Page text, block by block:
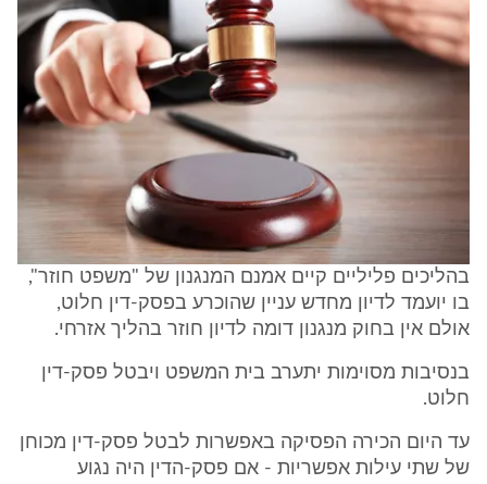
בהליכים פליליים קיים אמנם המנגנון של "משפט חוזר",
בו יועמד לדיון מחדש עניין שהוכרע בפסק-דין חלוט,
אולם אין בחוק מנגנון דומה לדיון חוזר בהליך אזרחי.
בנסיבות מסוימות יתערב בית המשפט ויבטל פסק-דין
חלוט.
עד היום הכירה הפסיקה באפשרות לבטל פסק-דין מכוחן
של שתי עילות אפשריות - אם פסק-הדין היה נגוע